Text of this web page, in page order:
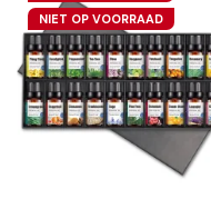
NIET OP VOORRAAD